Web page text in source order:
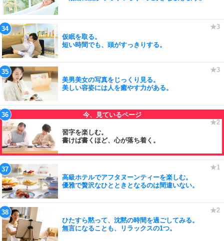
仮眠を取る。
短い時間でも、頭がすっきりする。
美男美女の写真をじっくり見る。
美しい容姿には人を癒やす力がある。
習字を楽しむ。
書けば書くほど、心が落ち着く。
高級ホテルでアフタヌーンティーを楽しむ。
優雅で贅沢なひとときとなるのは間違いない。
ひたすら黙って、沈黙の時間を過ごしてみる。
無言になることも、リラックスの1つ。